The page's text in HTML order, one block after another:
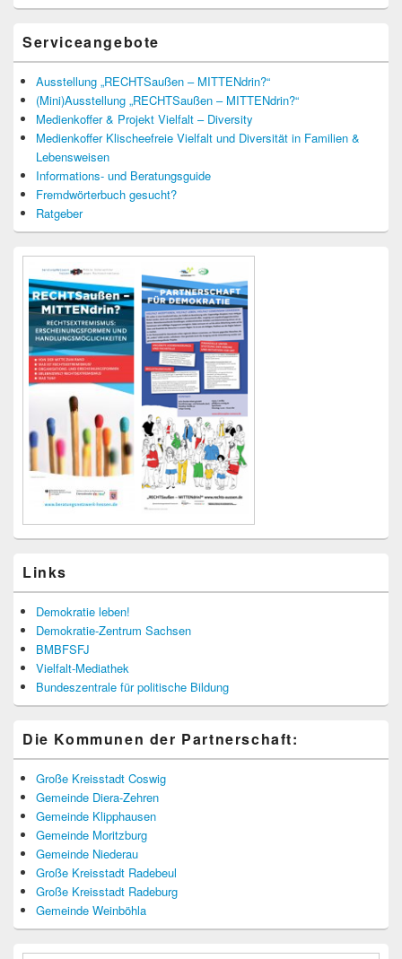
Serviceangebote
Ausstellung „RECHTSaußen – MITTENdrin?“
(Mini)Ausstellung „RECHTSaußen – MITTENdrin?“
Medienkoffer & Projekt Vielfalt – Diversity
Medienkoffer Klischeefreie Vielfalt und Diversität in Familien &
Lebensweisen
Informations- und Beratungsguide
Fremdwörterbuch gesucht?
Ratgeber
Links
Demokratie leben!
Demokratie-Zentrum Sachsen
BMBFSFJ
Vielfalt-Mediathek
Bundeszentrale für politische Bildung
Die Kommunen der Partnerschaft:
Große Kreisstadt Coswig
Gemeinde Diera-Zehren
Gemeinde Klipphausen
Gemeinde Moritzburg
Gemeinde Niederau
Große Kreisstadt Radebeul
Große Kreisstadt Radeburg
Gemeinde Weinböhla